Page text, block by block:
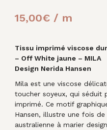
15,00€ / m
Tissu imprimé viscose
– Off White jaune – MILA
Design Nerida Hansen
Mila est une viscose
toucher soyeux, qui séduit
imprimé. Ce motif
Hansen, illustre une fois
australienne à marier